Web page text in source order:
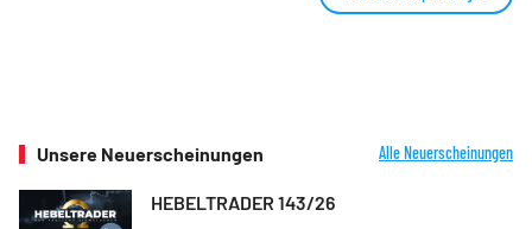
Unsere Neuerscheinungen Alle Neuerscheinungen
HEBELTRADER 143/26